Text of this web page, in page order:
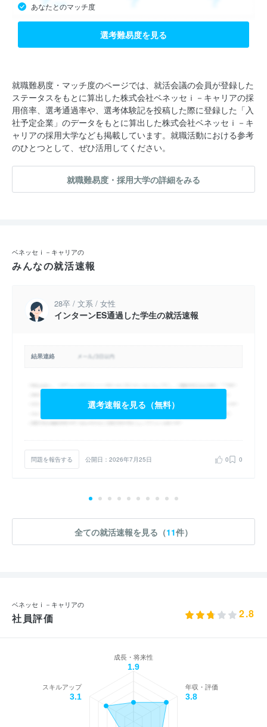
あなたとのマッチ度
選考難易度を見る
就職難易度・マッチ度のページでは、就活会議の会員が登録した
ステータスをもとに算出した株式会社ベネッセｉ－キャリアの採
用倍率、選考通過率や、選考体験記を投稿した際に登録した「入
社予定企業」のデータをもとに算出した株式会社ベネッセｉ－キ
ャリアの採用大学なども掲載しています。就職活動における参考
のひとつとして、ぜひ活用してください。
就職難易度・採用大学の詳細をみる
ベネッセｉ－キャリアの
みんなの就活速報
28卒 / 文系 / 女性
インターンES通過した学生の就活速報
結果連絡
選考速報を見る（無料）
問題を報告する 公開日：2026年7月25日 0 0
全ての就活速報を見る（11件）
ベネッセｉ－キャリアの
社員評価 2.8
成長・将来性
1.9
年収・評価
3.8
スキルアップ
3.1